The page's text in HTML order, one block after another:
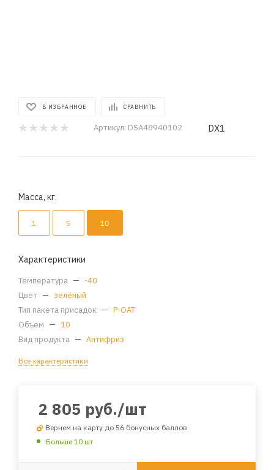
В ИЗБРАННОЕ СРАВНИТЬ
Артикул: DSA48940102 DX1
Масса, кг.
1 5 10
Характеристики
Температура — -40
Цвет — зелёный
Тип пакета присадок — P-OAT
Объем — 10
Вид продукта — Антифриз
Все характеристики
2 805 руб./шт
Вернем на карту до 56 бонусных баллов
Больше 10 шт